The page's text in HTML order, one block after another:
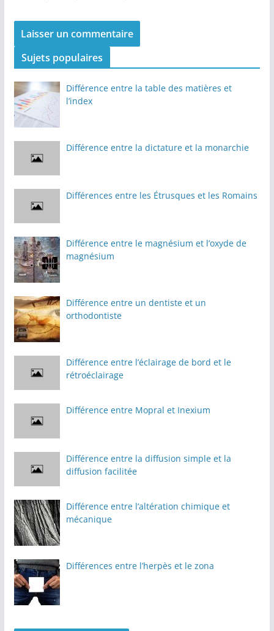
Sujets populaires
Différence entre la table des matières et
l’index
Différence entre la dictature et la monarchie
Différences entre les Étrusques et les Romains
Différence entre le magnésium et l’oxyde de
magnésium
Différence entre un dentiste et un
orthodontiste
Différence entre l’éclairage de bord et le
rétroéclairage
Différence entre Mopral et Inexium
Différence entre la diffusion simple et la
diffusion facilitée
Différence entre l’altération chimique et
mécanique
Différences entre l’herpès et le zona